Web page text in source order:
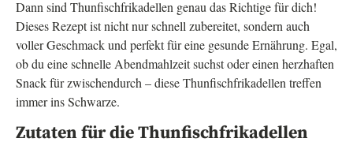
Dann sind Thunfischfrikadellen genau das Richtige für dich!
Dieses Rezept ist nicht nur schnell zubereitet, sondern auch
voller Geschmack und perfekt für eine gesunde Ernährung. Egal,
ob du eine schnelle Abendmahlzeit suchst oder einen herzhaften
Snack für zwischendurch – diese Thunfischfrikadellen treffen
immer ins Schwarze.
Zutaten für die Thunfischfrikadellen